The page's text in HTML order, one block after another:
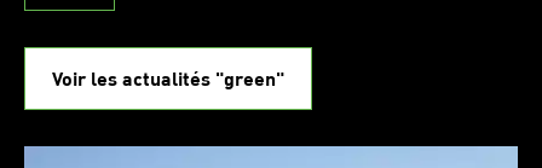
Voir les actualités "green"